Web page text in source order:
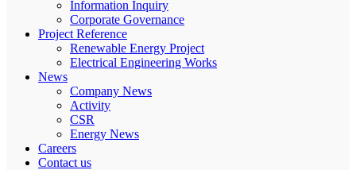
Information Inquiry
Corporate Governance
Project Reference
Renewable Energy Project
Electrical Engineering Works
News
Company News
Activity
CSR
Energy News
Careers
Contact us